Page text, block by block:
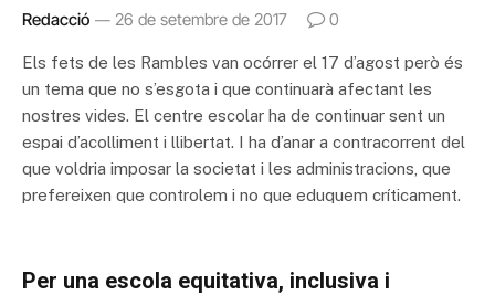
Redacció 26 de setembre de 2017 0
Els fets de les Rambles van ocórrer el 17 d’agost però és
un tema que no s’esgota i que continuarà afectant les
nostres vides. El centre escolar ha de continuar sent un
espai d’acolliment i llibertat. I ha d’anar a contracorrent del
que voldria imposar la societat i les administracions, que
prefereixen que controlem i no que eduquem críticament.
Per una escola equitativa, inclusiva i